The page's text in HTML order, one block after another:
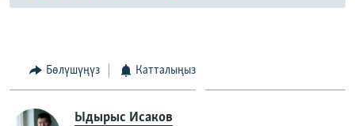
Бөлүшүңүз Катталыңыз
Ыдырыс Исаков